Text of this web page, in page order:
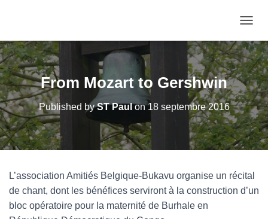
From Mozart to Gershwin
Published byST Paulon18 septembre 2016
L’association Amitiés Belgique-Bukavu organise un récital
de chant, dont les bénéfices serviront à la construction d’un
bloc opératoire pour la maternité de Burhale en